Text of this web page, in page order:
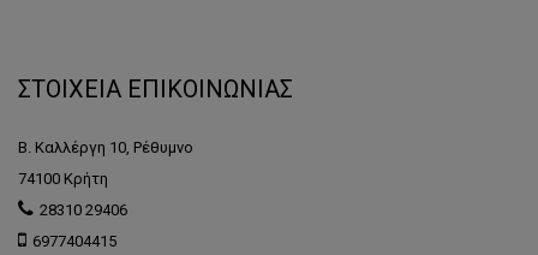
ΣΤΟΙΧΕΙΑ ΕΠΙΚΟΙΝΩΝΙΑΣ
Β. Καλλέργη 10, Ρέθυμνο
74100 Κρήτη
28310 29406
6977404415